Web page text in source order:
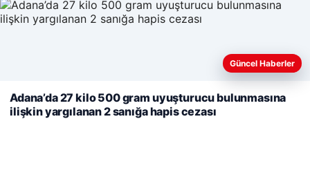
personele ödül
Web sitemizi nasıl kullandığınızı daha iyi anlayabilmek,
kullanıyoruz.Çerez Politikamız
Reddet Kabul Et
Güncel Haberler
Adana’da 27 kilo 500 gram uyuşturucu bulunmasına
ilişkin yargılanan 2 sanığa hapis cezası